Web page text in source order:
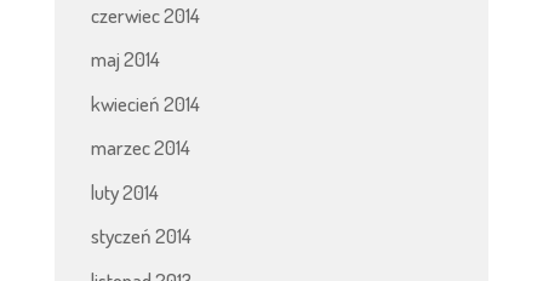
czerwiec 2014
maj 2014
kwiecień 2014
marzec 2014
luty 2014
styczeń 2014